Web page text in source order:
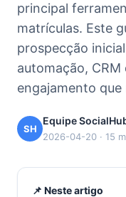
principal
matrículas. Este
prospecção
automação,
engajamento
SH
Equipe
2026-04-20 · 15
📌 Neste artigo